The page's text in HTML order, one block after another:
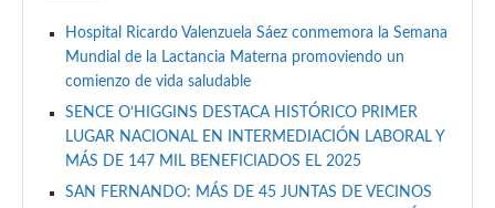
Hospital Ricardo Valenzuela Sáez conmemora la Semana
Mundial de la Lactancia Materna promoviendo un
comienzo de vida saludable
SENCE O’HIGGINS DESTACA HISTÓRICO PRIMER
LUGAR NACIONAL EN INTERMEDIACIÓN LABORAL Y
MÁS DE 147 MIL BENEFICIADOS EL 2025
SAN FERNANDO: MÁS DE 45 JUNTAS DE VECINOS